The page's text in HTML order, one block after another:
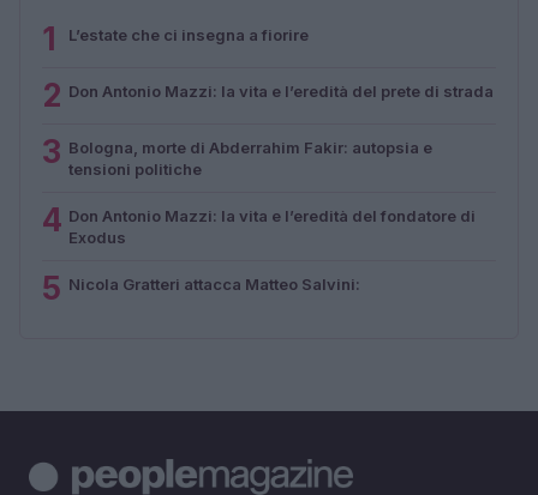
1 L’estate che ci insegna a fiorire
2 Don Antonio Mazzi: la vita e l’eredità del prete di strada
3 Bologna, morte di Abderrahim Fakir: autopsia e
tensioni politiche
4 Don Antonio Mazzi: la vita e l’eredità del fondatore di
Exodus
5 Nicola Gratteri attacca Matteo Salvini: